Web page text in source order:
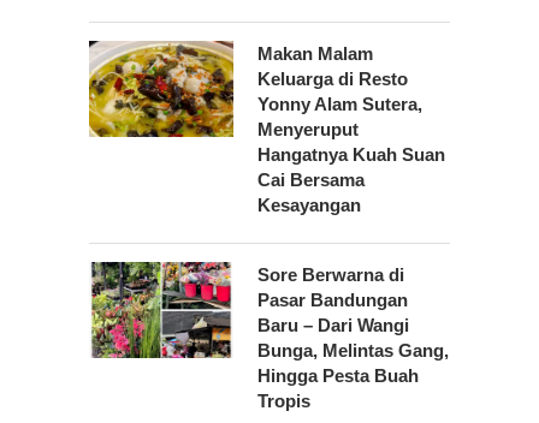
Makan Malam
Keluarga di Resto
Yonny Alam Sutera,
Menyeruput
Hangatnya Kuah Suan
Cai Bersama
Kesayangan
Sore Berwarna di
Pasar Bandungan
Baru – Dari Wangi
Bunga, Melintas Gang,
Hingga Pesta Buah
Tropis